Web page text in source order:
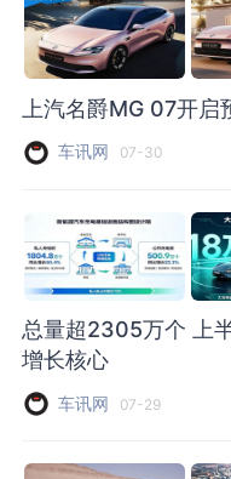
上汽名爵MG 07开
车讯网 07-30
总量超2305万个 上
增长核心
车讯网 07-29